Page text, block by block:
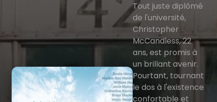
Tout juste diplômé
de l'université,
Christopher
McCandless, 22
ans, est promis à
un brillant avenir.
Pourtant, tournant
le dos à l'existence
confortable et